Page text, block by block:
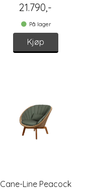
21.790,-
På lager
Kjøp
Cane-Line Peacock